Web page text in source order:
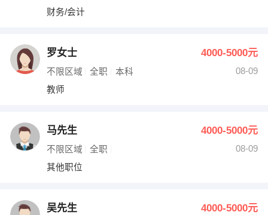
财务/会计
罗女士 4000-5000元
不限区域 全职 本科
08-09
教师
马先生 4000-5000元
不限区域 全职
08-09
其他职位
吴先生 4000-5000元